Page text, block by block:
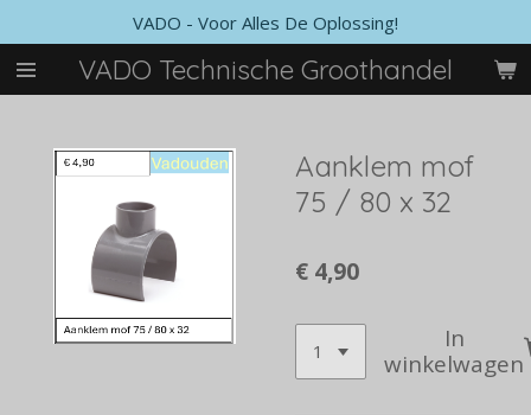
direct
naar
de
VADO Technische Groothandel
VADO - Voor Alles De Oplossing!
Aanklem mof
75 / 80 x 32
€ 4,90
In
winkelwagen